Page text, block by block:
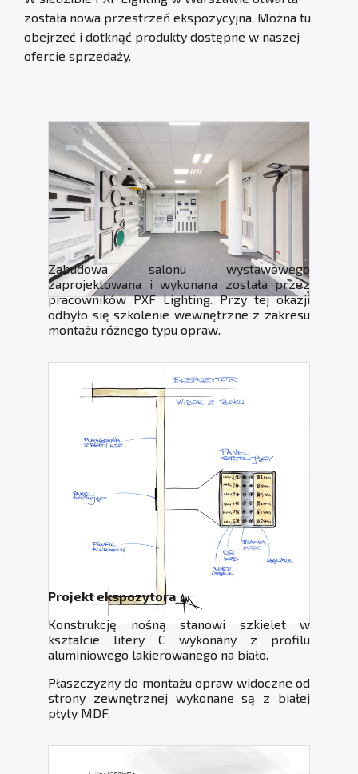
została nowa przestrzeń ekspozycyjna. Można tu
obejrzeć i dotknąć produkty dostępne w naszej
ofercie sprzedaży.
Zabudowa salonu wystawowego
zaprojektowana i wykonana została przez
pracowników PXF Lighting. Przy tej okazji
odbyło się szkolenie wewnętrzne z zakresu
montażu różnego typu opraw.
Projekt ekspozytora
Konstrukcję nośną stanowi szkielet w
kształcie litery C wykonany z profilu
aluminiowego lakierowanego na biało.
Płaszczyzny do montażu opraw widoczne od
strony zewnętrznej wykonane są z białej
płyty MDF.